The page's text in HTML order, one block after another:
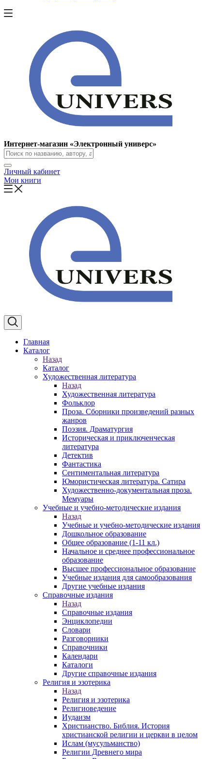
Интернет-магазин «Электронный универс»
Личный кабинет
Мои книги
Главная
Каталог
Назад
Каталог
Художественная литература
Назад
Художественная литература
Фольклор
Проза. Сборники произведений разных
жанров
Поэзия. Драматургия
Историческая и приключенческая
литература
Детектив
Фантастика
Сентиментальная литература
Юмористическая литература. Сатира
Художественно-документальная проза.
Мемуары
Учебные и учебно-методические издания
Назад
Учебные и учебно-методические издания
Дошкольное образование
Общее образование (1-11 кл.)
Начальное и среднее профессиональное
образование
Высшее профессиональное образование
Учебные издания для самообразования
Другие учебные издания
Справочные издания
Назад
Справочные издания
Энциклопедии
Словари
Разговорники
Справочники
Календари
Каталоги
Другие справочные издания
Религия и эзотерика
Назад
Религия и эзотерика
Религиоведение
Иудаизм
Христианство. Библия. История
христианской религии и церкви в целом
Ислам (мусульманство)
Религии Древнего мира